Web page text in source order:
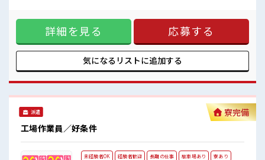
作業着があるので事前の準備不要♪
有給休憩あり！
社員食堂あり☆
#ryo
情報】 寮費は「無料」◎その分ガンガン貯金ができちゃう？
お部屋はプライベートバッチリな「ワンルーム」♪ さらにテ
レビ・冷暖房・洗濯機・エアコン・電子レンジは備え付け！
寮の周辺にはコンビニや飲食店・商業施設もあり便利☆ 赴任
時は現地までの移動交通費支給！ 【正社員登用制度あり】正
社員登用の実績があるので「正社員」を目指せるやりがいの
い」と太鼓判を頂いています！ もちろん男性スタッフさんも
活躍中！ キバツ過ぎなければ髪のカラーリングOK♪ 作業着
があるので事前の準備不要♪ 有給休憩あり！ 社員食堂あり☆
詳細を見る 応募する
気になるリストに追加する
派遣
工場作業員／好条件
寮完備
未経験者OK 経験者歓迎 長期の仕事 駐車場あり
寮あり